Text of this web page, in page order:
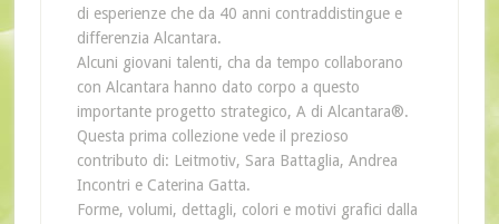
di esperienze che da 40 anni contraddistingue e
differenzia Alcantara.
Alcuni giovani talenti, cha da tempo collaborano
con Alcantara hanno dato corpo a questo
importante progetto strategico, A di Alcantara®.
Questa prima collezione vede il prezioso
contributo di: Leitmotiv, Sara Battaglia, Andrea
Incontri e Caterina Gatta.
Forme, volumi, dettagli, colori e motivi grafici dalla